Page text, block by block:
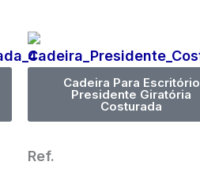
Cadeira Para Escritório
Presidente Giratória
Costurada
Ref.